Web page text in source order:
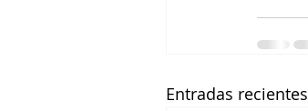
Entradas recientes